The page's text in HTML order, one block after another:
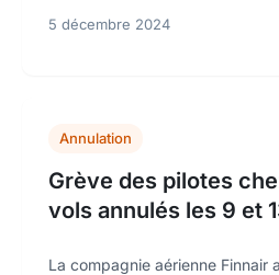
5 décembre 2024
Annulation
Grève des pilotes
vols annulés les 9 et
La compagnie aérienne Finnair